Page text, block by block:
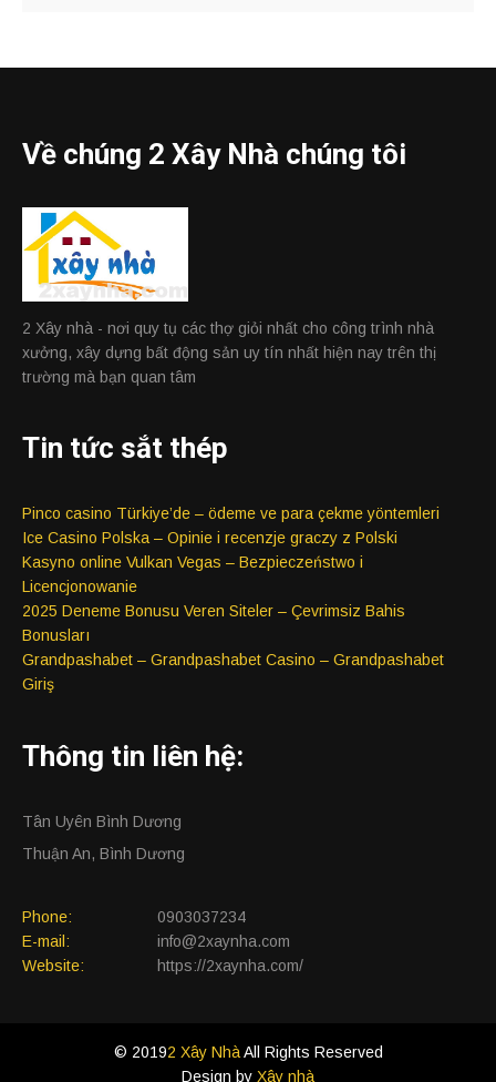
Về chúng 2 Xây Nhà chúng tôi
2 Xây nhà - nơi quy tụ các thợ giỏi nhất cho công trình nhà
xưởng, xây dựng bất động sản uy tín nhất hiện nay trên thị
trường mà bạn quan tâm
Tin tức sắt thép
Pinco casino Türkiye’de – ödeme ve para çekme yöntemleri
Ice Casino Polska – Opinie i recenzje graczy z Polski
Kasyno online Vulkan Vegas – Bezpieczeństwo i
Licencjonowanie
2025 Deneme Bonusu Veren Siteler – Çevrimsiz Bahis
Bonusları
Grandpashabet – Grandpashabet Casino – Grandpashabet
Giriş
Thông tin liên hệ:
Tân Uyên Bình Dương
Thuận An, Bình Dương
Phone:
0903037234
E-mail:
info@2xaynha.com
Website:
https://2xaynha.com/
© 20192 Xây NhàAll Rights Reserved
Design by Xây nhà